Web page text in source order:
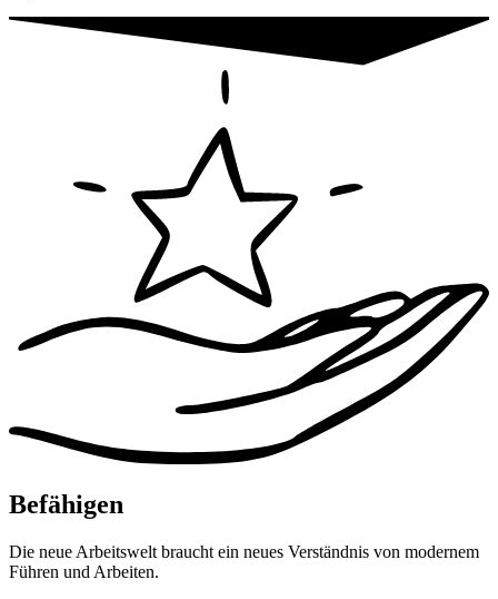
Befähigen
Die neue Arbeitswelt braucht ein neues Verständnis von modernem
Führen und Arbeiten.